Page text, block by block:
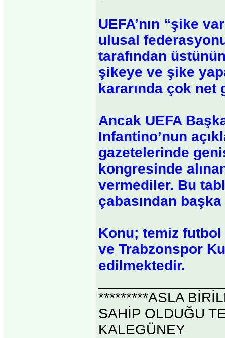
UEFA’nın “şike
ulusal
tarafından
şikeye ve şike
kararında çok net
Ancak UEFA
Infantino’nun
gazetelerinde
kongresinde
vermediler. Bu
çabasından
Konu; temiz
ve Trabzonspor
edilmektedir.
*********ASLA
SAHİP OLDUĞU
KALEGÜNEY